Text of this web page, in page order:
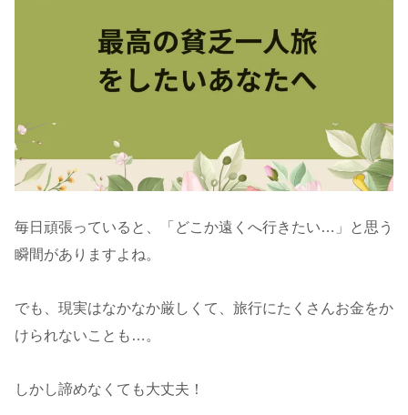
毎日頑張っていると、「どこか遠くへ行きたい…」と思う
瞬間がありますよね。
でも、現実はなかなか厳しくて、旅行にたくさんお金をか
けられないことも…。
しかし諦めなくても大丈夫！